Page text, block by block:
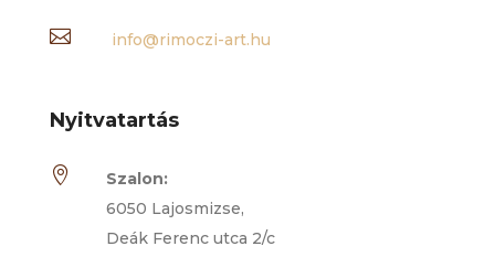
 info@rimoczi-art.hu
Nyitvatartás

Szalon:
6050 Lajosmizse,
Deák Ferenc utca 2/c